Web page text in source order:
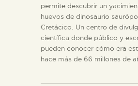
permite descubrir un
huevos de dinosaurio
Cretácico. Un centro de
científica donde público y
pueden conocer cómo era
hace más de 66 millones de